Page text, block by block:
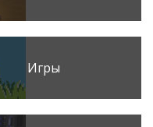
Игры